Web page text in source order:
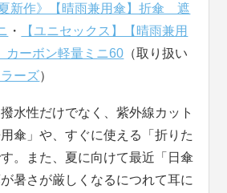
新作》【晴雨兼用傘】折傘 遮
・
【ユニセックス】【晴雨兼用
ーボン軽量ミニ60 （取り扱い
ーズ）
水性だけでなく、紫外線カット
傘」や、すぐに使える「折りた
。また、夏に向けて最近「日傘
暑さが厳しくなるにつれて耳に